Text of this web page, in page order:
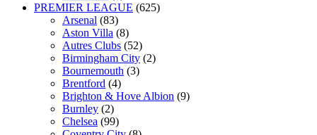
PREMIER LEAGUE (625)
Arsenal (83)
Aston Villa (8)
Autres Clubs (52)
Birmingham City (2)
Bournemouth (3)
Brentford (4)
Brighton & Hove Albion (9)
Burnley (2)
Chelsea (99)